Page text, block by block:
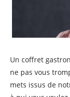
Un coffret
ne pas vous
mets issus de